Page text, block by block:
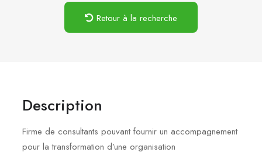
Retour à la recherche
Description
Firme de consultants pouvant fournir un accompagnement
pour la transformation d’une organisation